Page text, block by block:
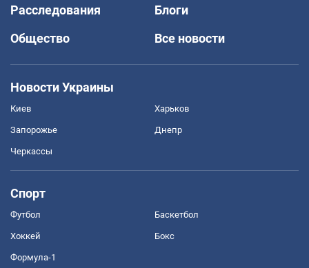
Расследования
Блоги
Общество
Все новости
Новости Украины
Киев Харьков
Запорожье Днепр
Черкассы
Спорт
Футбол Баскетбол
Хоккей Бокс
Формула-1